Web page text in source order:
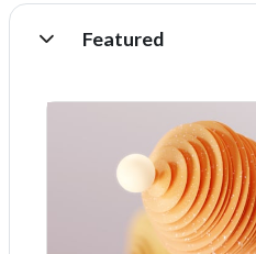
Abschnittsübersicht
EinklappenFeatured